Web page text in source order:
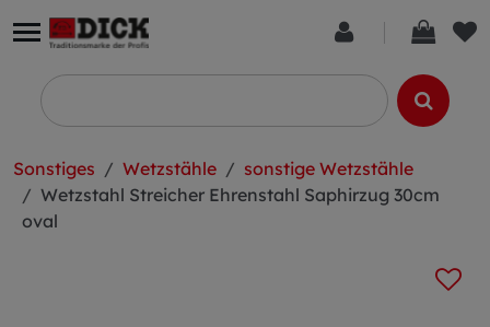
Sonstiges Wetzstähle
sonstige Wetzstähle
Wetzstahl Streicher Ehrenstahl Saphirzug 30cm
oval